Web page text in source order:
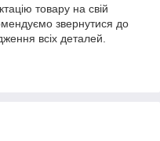
товару на свій
звернутися до
всіх деталей.